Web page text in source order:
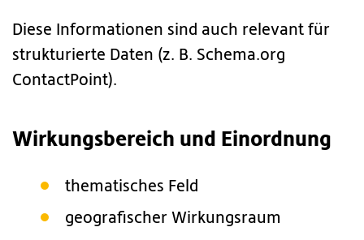
Diese Informationen sind auch relevant für
strukturierte Daten (z. B. Schema.org
ContactPoint).
Wirkungsbereich und Einordnung
thematisches Feld
geografischer Wirkungsraum